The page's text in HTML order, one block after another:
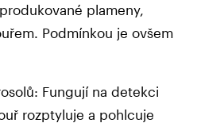
plameny,
Podmínkou je ovšem
Fungují na detekci
rozptyluje a pohlcuje